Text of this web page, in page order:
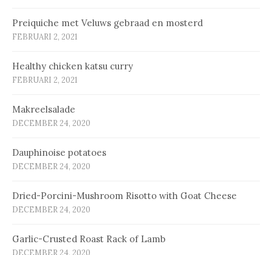
Prei­qui­che met Ve­luws ge­braad en mos­terd
FEBRUARI 2, 2021
Healthy chicken katsu curry
FEBRUARI 2, 2021
Makreelsalade
DECEMBER 24, 2020
Dauphinoise potatoes
DECEMBER 24, 2020
Dried-Porcini-Mushroom Risotto with Goat Cheese
DECEMBER 24, 2020
Garlic-Crusted Roast Rack of Lamb
DECEMBER 24, 2020